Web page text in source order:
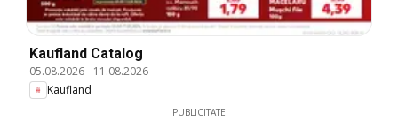
Kaufland Catalog
05.08.2026- 11.08.2026
Kaufland
PUBLICITATE